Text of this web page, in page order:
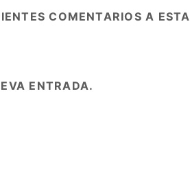
COMENTARIOS A ESTA
ENTRADA.